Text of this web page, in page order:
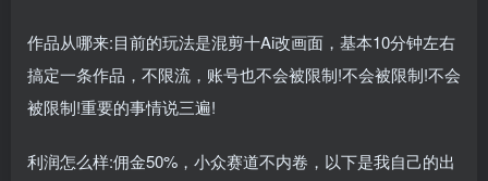
作品从哪来:目前的玩法是混剪十Ai改画面，基本10分钟左右
搞定一条作品，不限流，账号也不会被限制!不会被限制!不会
被限制!重要的事情说三遍!
利润怎么样:佣金50%，小众赛道不内卷，以下是我自己的出